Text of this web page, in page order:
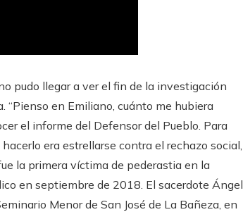
pudo llegar a ver el fin de la investigación
“Pienso en Emiliano, cuánto me hubiera
el informe del Defensor del Pueblo. Para
era estrellarse contra el rechazo social,
la primera víctima de pederastia en la
en septiembre de 2018. El sacerdote Ángel
Menor de San José de La Bañeza, en